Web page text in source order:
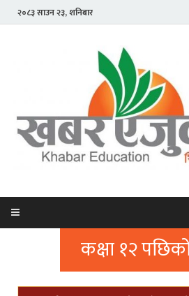
२०८३ साउन २३, शनिबार
कक्षा १२